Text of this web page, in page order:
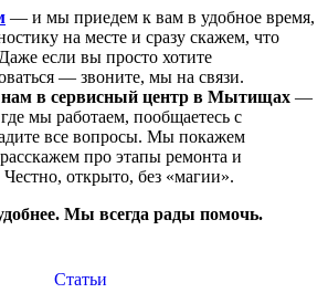
— и мы приедем к вам в удобное время,
на месте и сразу скажем, что
если вы просто хотите
— звоните, мы на связи.
нам в сервисный центр в Мытищах —
мы работаем, пообщаетесь с
все вопросы. Мы покажем
про этапы ремонта и
открыто, без «магии».
Мы всегда рады помочь.
Статьи